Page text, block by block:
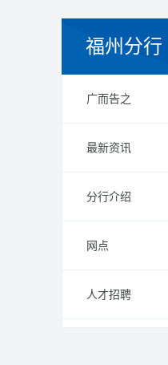
福州分行
广而告之
最新资讯
分行介绍
网点
人才招聘